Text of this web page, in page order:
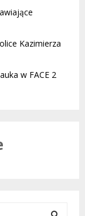
Kazimierza
w FACE 2